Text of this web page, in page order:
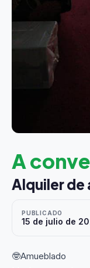
A
Alquiler de
PUBLICADO
15 de julio de
🤓Amueblado